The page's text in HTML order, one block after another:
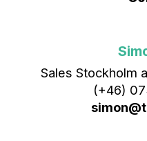
Sales Stockholm
(+46)